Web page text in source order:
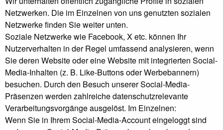
Netzwerken. Die im Einzelnen von uns genutzten sozialen
Netzwerke finden Sie weiter unten.
Soziale Netzwerke wie Facebook, X etc. können Ihr
Nutzerverhalten in der Regel umfassend analysieren, wenn
Sie deren Website oder eine Website mit integrierten Social-
Media-Inhalten (z. B. Like-Buttons oder Werbebannern)
besuchen. Durch den Besuch unserer Social-Media-
Präsenzen werden zahlreiche datenschutzrelevante
Verarbeitungsvorgänge ausgelöst. Im Einzelnen:
Wenn Sie in Ihrem Social-Media-Account eingeloggt sind